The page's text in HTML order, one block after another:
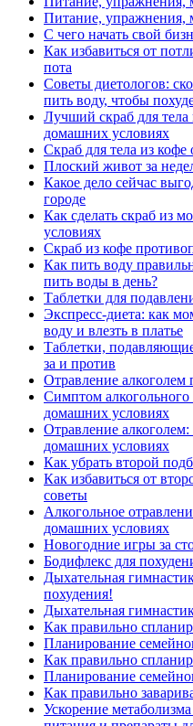
Питание, упражнения,
С чего начать свой
Как избавиться от
пота
Советы диетологов:
пить воду, чтобы
Лучший скраб для
домашних условиях
Скраб для тела из
Плоский живот за
Какое дело сейчас
городе
Как сделать скраб из
условиях
Скраб из кофе
Как пить воду
пить воды в день?
Таблетки для
Экспресс-диета: как
воду и влезть в платье
Таблетки,
за и против
Отравление
Симптом алкогольного
домашних условиях
Отравление
домашних условиях
Как убрать второй
Как избавиться от
советы
Алкогольное
домашних условиях
Новогодние игры за
Бодифлекс для
Дыхательная
похудения!
Дыхательная
Как правильно
Планирование
Как правильно
Планирование
Как правильно
Ускорение